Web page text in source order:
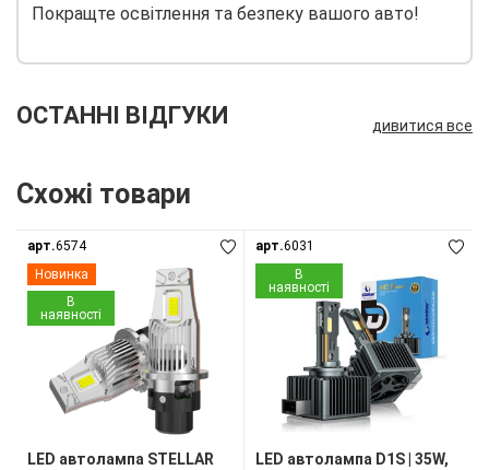
Покращте освітлення та безпеку вашого авто!
ОСТАННІ ВІДГУКИ дивитися все
Схожі товари
арт.6574
Новинка
В
наявності
LED автолампа STELLAR
арт.6031
В
наявності
LED автолампа D1S | 35W,